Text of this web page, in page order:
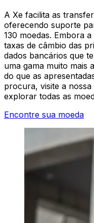
A Xe facilita as
oferecendo suporte
130 moedas. Embora
taxas de câmbio das
dados bancários que
uma gama muito mais
do que as
procura, visite a nossa
explorar todas as
Encontre sua moeda